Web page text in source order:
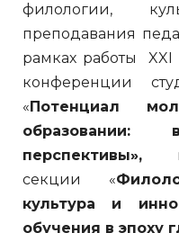
филологии,
преподавания
рамках работы
конференции
«Потенциал
образовании:
перспективы»,
секции «
культура и
обучения в эпоху